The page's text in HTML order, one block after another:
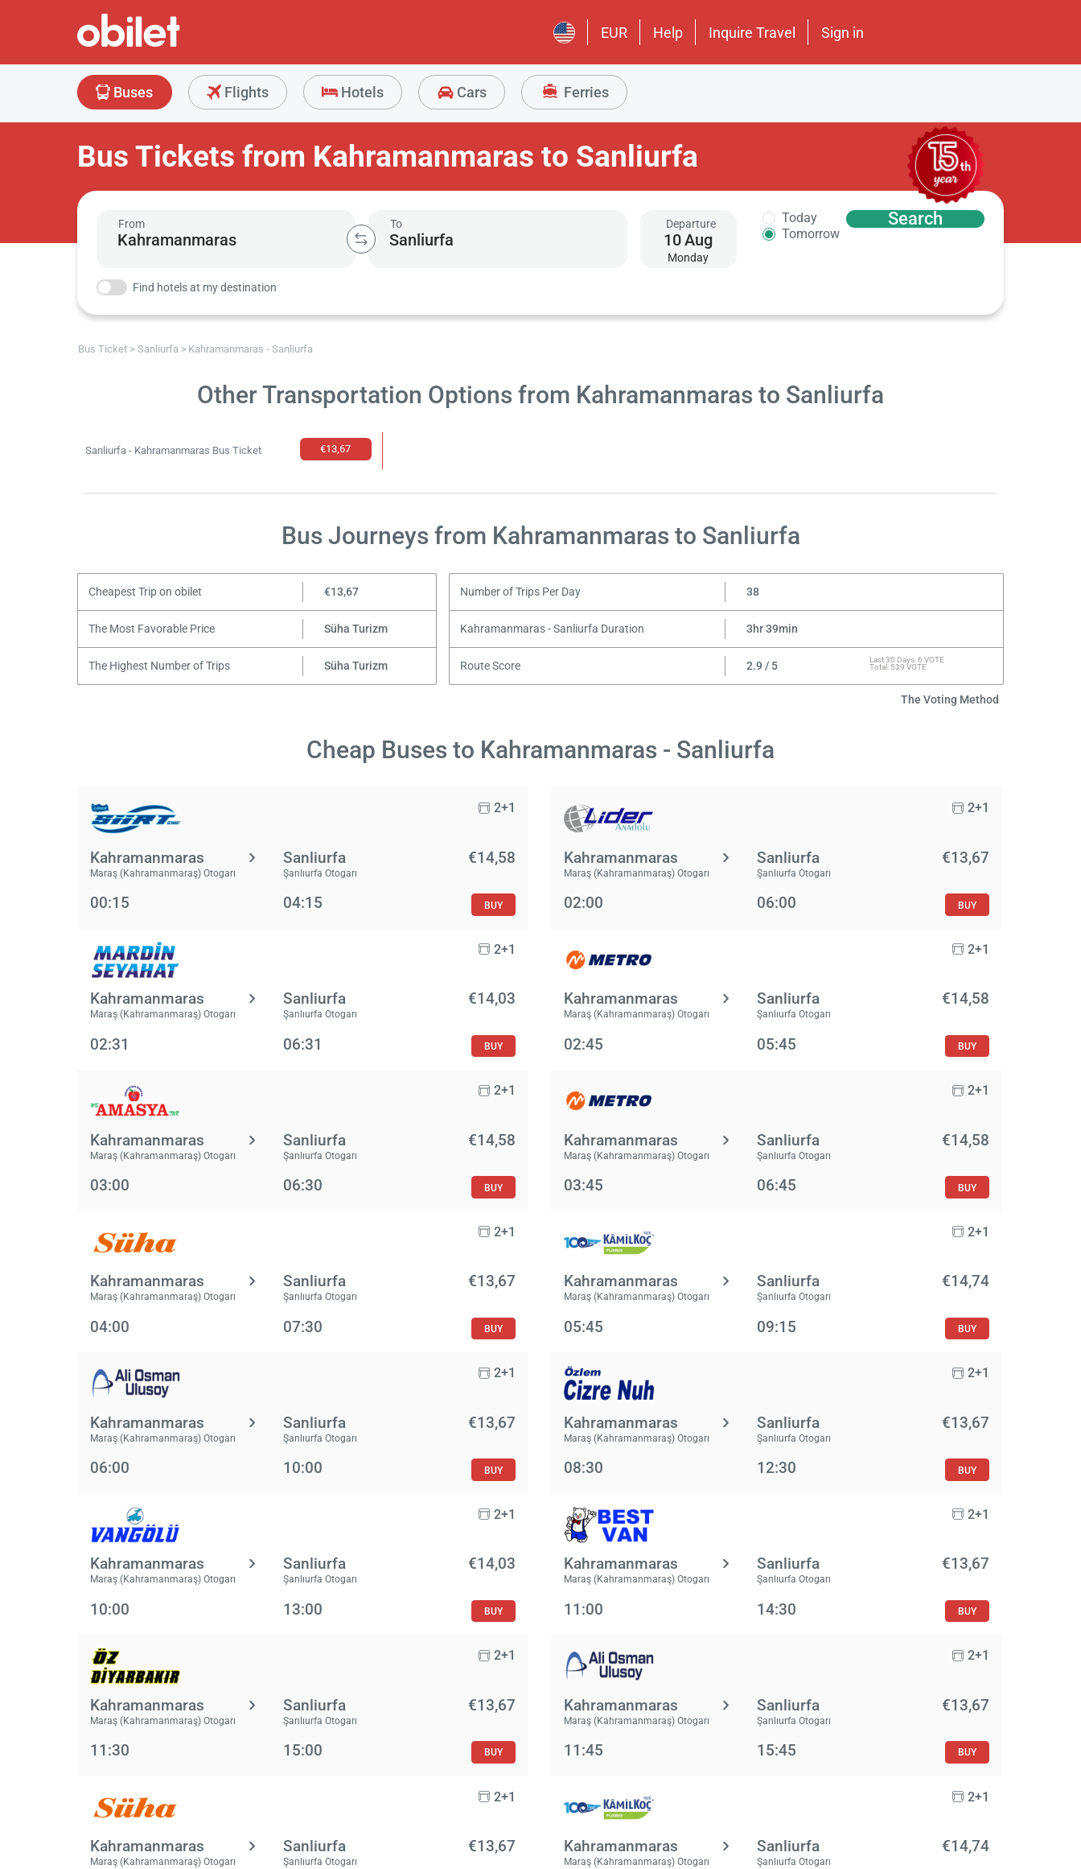
EUR Help Inquire Travel Sign in
Buses Flights Hotels Cars Ferries
Bus Tickets from Kahramanmaras to Sanliurfa
From To Departure
10Aug
Monday
Today
Tomorrow
Search
Find hotels at my destination
Bus Ticket Sanliurfa Kahramanmaras - Sanliurfa
Other Transportation Options from Kahramanmaras to Sanliurfa
Sanliurfa - Kahramanmaras Bus Ticket €13,67
Bus Journeys from Kahramanmaras to Sanliurfa
Cheapest Trip on obilet €13,67 Number of Trips Per Day 38
The Most Favorable Price Süha Turizm Kahramanmaras - Sanliurfa Duration 3hr 39min
The Highest Number of Trips Süha Turizm Route Score 2.9 / 5
Last 30 Days: 6 VOTE
Total: 539 VOTE
The Voting Method
Cheap Buses to Kahramanmaras - Sanliurfa
2+1
Kahramanmaras
Maraş (Kahramanmaraş) Otogarı
Sanliurfa
Şanlıurfa Otogarı
€14,58
00:15 04:15 BUY
2+1
Kahramanmaras
Maraş (Kahramanmaraş) Otogarı
Sanliurfa
Şanlıurfa Otogarı
€13,67
02:00 06:00 BUY
2+1
Kahramanmaras
Maraş (Kahramanmaraş) Otogarı
Sanliurfa
Şanlıurfa Otogarı
€14,03
02:31 06:31 BUY
2+1
Kahramanmaras
Maraş (Kahramanmaraş) Otogarı
Sanliurfa
Şanlıurfa Otogarı
€14,58
02:45 05:45 BUY
2+1
Kahramanmaras
Maraş (Kahramanmaraş) Otogarı
Sanliurfa
Şanlıurfa Otogarı
€14,58
03:00 06:30 BUY
2+1
Kahramanmaras
Maraş (Kahramanmaraş) Otogarı
Sanliurfa
Şanlıurfa Otogarı
€14,58
03:45 06:45 BUY
2+1
Kahramanmaras
Maraş (Kahramanmaraş) Otogarı
Sanliurfa
Şanlıurfa Otogarı
€13,67
04:00 07:30 BUY
2+1
Kahramanmaras
Maraş (Kahramanmaraş) Otogarı
Sanliurfa
Şanlıurfa Otogarı
€14,74
05:45 09:15 BUY
2+1
Kahramanmaras
Maraş (Kahramanmaraş) Otogarı
Sanliurfa
Şanlıurfa Otogarı
€13,67
06:00 10:00 BUY
2+1
Kahramanmaras
Maraş (Kahramanmaraş) Otogarı
Sanliurfa
Şanlıurfa Otogarı
€13,67
08:30 12:30 BUY
2+1
Kahramanmaras
Maraş (Kahramanmaraş) Otogarı
Sanliurfa
Şanlıurfa Otogarı
€14,03
10:00 13:00 BUY
2+1
Kahramanmaras
Maraş (Kahramanmaraş) Otogarı
Sanliurfa
Şanlıurfa Otogarı
€13,67
11:00 14:30 BUY
2+1
Kahramanmaras
Maraş (Kahramanmaraş) Otogarı
Sanliurfa
Şanlıurfa Otogarı
€13,67
11:30 15:00 BUY
2+1
Kahramanmaras
Maraş (Kahramanmaraş) Otogarı
Sanliurfa
Şanlıurfa Otogarı
€13,67
11:45 15:45 BUY
2+1
Kahramanmaras
Maraş (Kahramanmaraş) Otogarı
Sanliurfa
Şanlıurfa Otogarı
€13,67
2+1
Kahramanmaras
Maraş (Kahramanmaraş) Otogarı
Sanliurfa
Şanlıurfa Otogarı
€14,74